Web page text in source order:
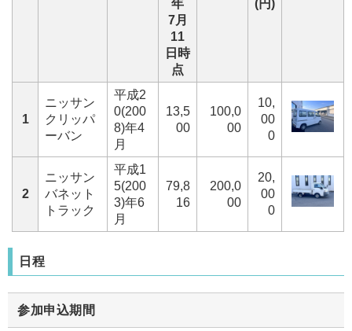
年
7月
11
日時
点
(円)
1
ニッサン
クリッパ
ーバン
平成2
0(200
8)年4
月
13,5
00
100,0
00
10,
00
0
2
ニッサン
バネット
トラック
平成1
5(200
3)年6
月
79,8
16
200,0
00
20,
00
0
日程
参加申込期間